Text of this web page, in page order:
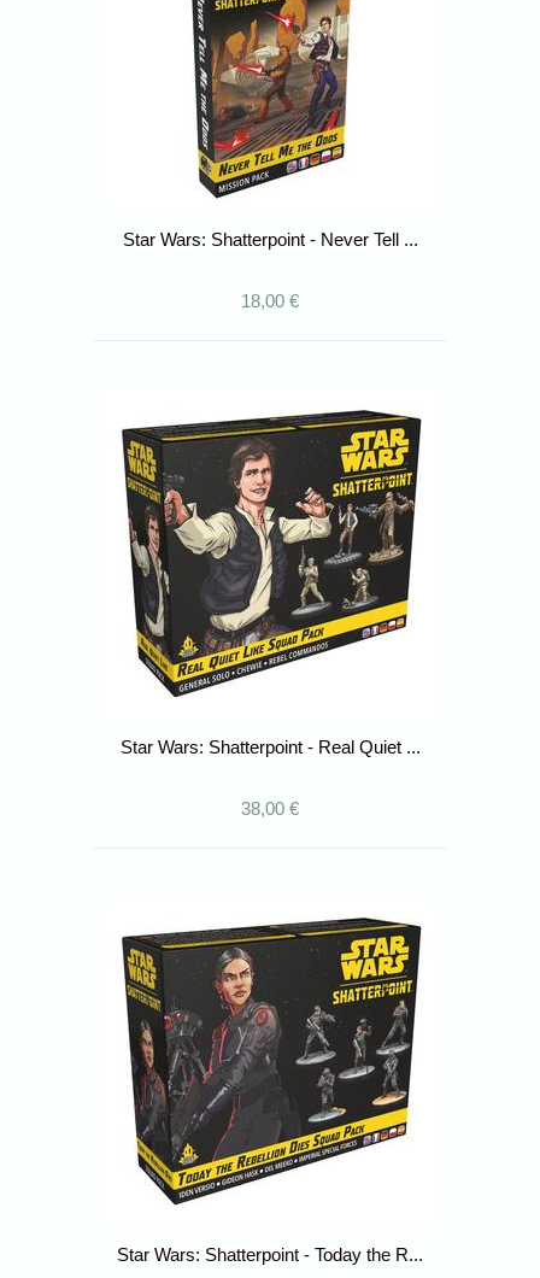
Star Wars: Shatterpoint - Never Tell ...
18,00 €
Star Wars: Shatterpoint - Real Quiet ...
38,00 €
Star Wars: Shatterpoint - Today the R...